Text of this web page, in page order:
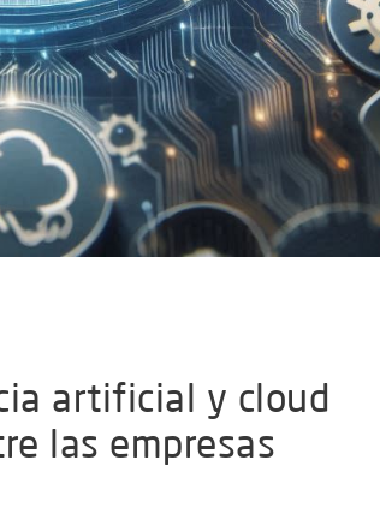
artificial y cloud
las empresas